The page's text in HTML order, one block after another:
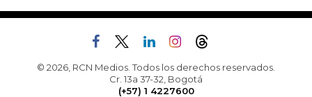
© 2026, RCN Medios. Todos los derechos reservados.
Cr. 13a 37-32, Bogotá
(+57) 1 4227600